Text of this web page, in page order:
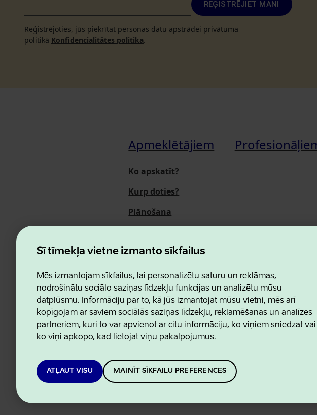
Šī tīmekļa vietne izmanto sīkfailus
Mēs izmantojam sīkfailus, lai personalizētu saturu un reklāmas,
nodrošinātu sociālo saziņas līdzekļu funkcijas un analizētu mūsu
datplūsmu. Informāciju par to, kā jūs izmantojat mūsu vietni, mēs arī
kopīgojam ar saviem sociālās saziņas līdzekļu, reklamēšanas un analīzes
partneriem, kuri to var apvienot ar citu informāciju, ko viņiem sniedzat vai
ko viņi apkopo, kad lietojat viņu pakalpojumus.
ATĻAUT VISU MAINĪT SĪKFAILU PREFERENCES
REĢISTRĒJIET MANI
Reģistrējoties, jūs piekrītat personas datu apstrādei privātuma
politikā Konfidencialitātes politika.
Apmeklētājiem
Ko apskatīt?
Kurp doties?
Plānošana
Par mums
Estonian Business and Innovation AgencyKontakti